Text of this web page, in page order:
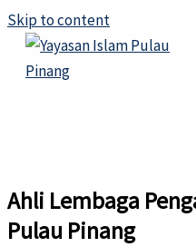
Skip to content
Ahli Lembaga
Pulau Pinang